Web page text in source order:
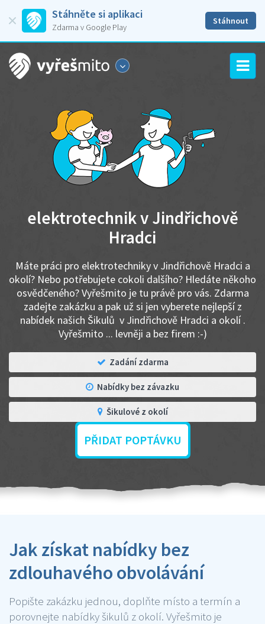
Stáhněte si aplikaci
Zdarma v Google Play
Stáhnout
elektrotechnik v Jindřichově
Hradci
Máte práci pro elektrotechniky v Jindřichově Hradci a
okolí? Nebo potřebujete cokoli dalšího? Hledáte někoho
osvědčeného? Vyřešmito je tu právě pro vás. Zdarma
zadejte zakázku a pak už si jen vyberete nejlepší z
nabídek našich Šikulů v Jindřichově Hradci a okolí .
Vyřešmito ... levněji a bez firem :-)
Zadání zdarma
Nabídky bez závazku
Šikulové z okolí
PŘIDAT POPTÁVKU
Jak získat nabídky bez
zdlouhavého obvolávání
Popište zakázku jednou, doplňte místo a termín a
porovnejte nabídky šikulů z okolí. Vyřešmito je